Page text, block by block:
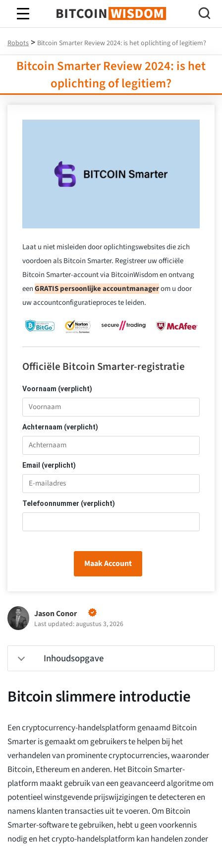
Bitcoin-wijsheid
Robots > Bitcoin Smarter Review 2024: is het oplichting of legitiem?
Bitcoin Smarter Review 2024: is het
oplichting of legitiem?
Laat u niet misleiden door oplichtingswebsites die zich
voordoen als Bitcoin Smarter. Registreer uw officiële
Bitcoin Smarter-account via BitcoinWisdom en ontvang
eenGRATIS persoonlijke accountmanagerom u door
uw accountconfiguratieproces te leiden.
Officiële Bitcoin Smarter-registratie
Voornaam (verplicht)
Achternaam (verplicht)
Email (verplicht)
Telefoonnummer (verplicht)
Maak Account
Jason Conor
Last updated: augustus 3, 2026
Inhoudsopgave
Bitcoin slimmere introductie
Een cryptocurrency-handelsplatform genaamd Bitcoin
Smarter is gemaakt om gebruikers te helpen bij het
verhandelen van prominente cryptocurrencies, waaronder
Bitcoin, Ethereum en anderen. Het Bitcoin Smarter-
platform maakt gebruik van een geavanceerd algoritme om
potentieel winstgevende prijswijzigingen te detecteren en
namens klanten transacties uit te voeren. Om Bitcoin
Smarter-software te gebruiken, hebt u geen voorkennis
nodig en het crypto-handelsplatform kan handelen zonder